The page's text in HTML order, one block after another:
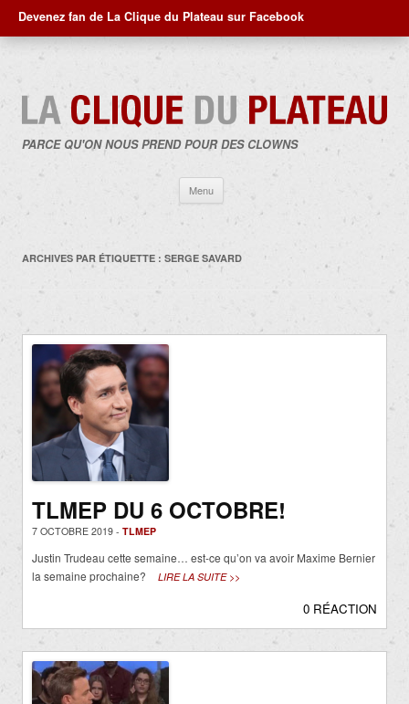
Devenez fan de La Clique du Plateau sur Facebook
PARCE QU'ON NOUS PREND POUR DES CLOWNS
Menu
contenu
ARCHIVES PAR ÉTIQUETTE : SERGE SAVARD
TLMEP DU 6 OCTOBRE!
7 OCTOBRE 2019 - TLMEP
Justin Trudeau cette semaine… est-ce qu’on va avoir Maxime Bernier
la semaine prochaine?
LIRE LA SUITE >>
0 RÉACTION